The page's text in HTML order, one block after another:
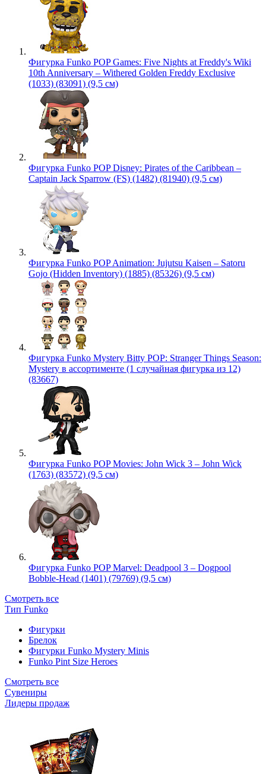
Фигурка Funko POP Games: Five Nights at Freddy's Wiki
10th Anniversary – Withered Golden Freddy Exclusive
(1033) (83091) (9,5 см)
Фигурка Funko POP Disney: Pirates of the Caribbean –
Captain Jack Sparrow (FS) (1482) (81940) (9,5 см)
Фигурка Funko POP Animation: Jujutsu Kaisen – Satoru
Gojo (Hidden Inventory) (1885) (85326) (9,5 см)
Фигурка Funko Mystery Bitty POP: Stranger Things Season:
Mystery в ассортименте (1 случайная фигурка из 12)
(83667)
Фигурка Funko POP Movies: John Wick 3 – John Wick
(1763) (83572) (9,5 см)
Фигурка Funko POP Marvel: Deadpool 3 – Dogpool
Bobble-Head (1401) (79769) (9,5 см)
Смотреть все
Тип Funko
Фигурки
Брелок
Фигурки Funko Mystery Minis
Funko Pint Size Heroes
Смотреть все
Сувениры
Лидеры продаж